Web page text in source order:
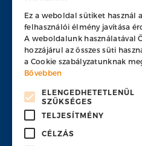
KÖVESS MINKET
Ez a weboldal sütiket használ a
felhasználói élmény javítása
A weboldalunk használatával
hozzájárul az összes süti
a Cookie szabályzatunknak
Bővebben
ELENGEDHETETLENÜL
SZÜKSÉGES
TELJESÍTMÉNY
CÉLZÁS